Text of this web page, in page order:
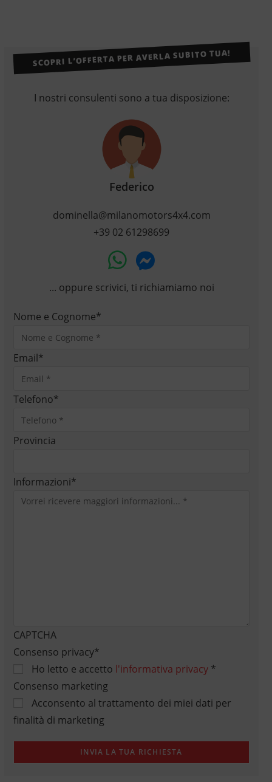
SCOPRI L’OFFERTA PER AVERLA SUBITO TUA!
I nostri consulenti sono a tua disposizione:
Federico
dominella@milanomotors4x4.com
+39 02 61298699
... oppure scrivici, ti richiamiamo noi
Nome e Cognome*
Email*
Telefono*
Provincia
Informazioni*
CAPTCHA
Consenso privacy*
Ho letto e accetto l'informativa privacy*
Consenso marketing
Acconsento al trattamento dei miei dati per
finalità di marketing